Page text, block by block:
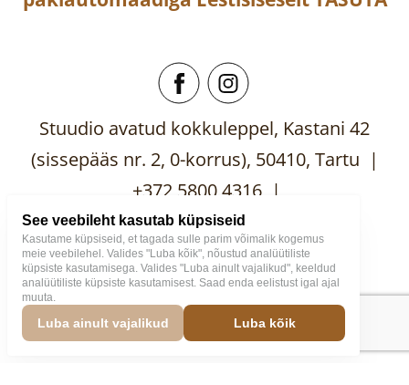
Stuudio avatud kokkuleppel, Kastani 42
(sissepääs nr. 2, 0-korrus), 50410, Tartu |
+372 5800 4316 |
mooblistuudio@gmail.com
VäikeMööblistuudio2026
See veebileht kasutab küpsiseid
Kasutame küpsiseid, et tagada sulle parim võimalik kogemus
meie veebilehel. Valides "Luba kõik", nõustud analüütiliste
küpsiste kasutamisega. Valides "Luba ainult vajalikud", keeldud
analüütiliste küpsiste kasutamisest. Saad enda eelistust igal ajal
muuta.
Luba ainult vajalikud Luba kõik